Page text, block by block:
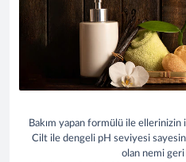
Bakım yapan formülü ile
Cilt ile dengeli pH seviyesi
olan nemi geri